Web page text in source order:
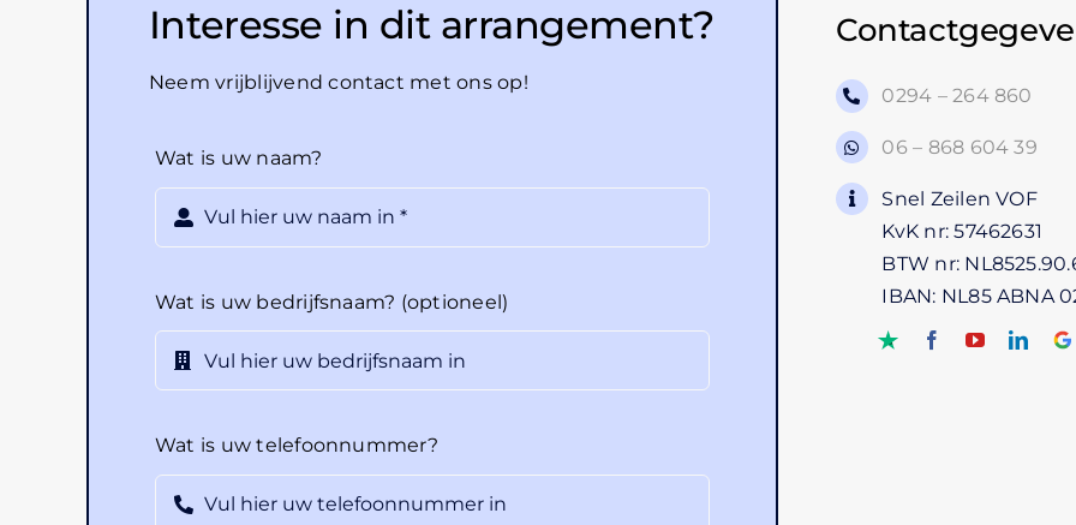
Interesse in dit arrangement?
Neem vrijblijvend contact met ons op!
Wat is uw naam?
Wat is uw bedrijfsnaam? (optioneel)
Wat is uw telefoonnummer?
0294 – 264 860
06 – 868 604 39
Snel Zeilen VOF
KvK nr: 57462631
BTW nr:
IBAN: NL85 ABNA